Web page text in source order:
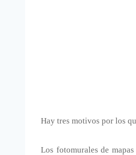
Hay tres motivos por los
Los fotomurales de